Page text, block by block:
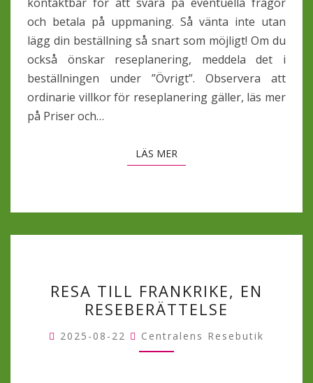
och betala på uppmaning. Så vänta inte utan
lägg din beställning så snart som möjligt! Om du
också önskar reseplanering, meddela det i
beställningen under ”Övrigt”. Observera att
ordinarie villkor för reseplanering gäller, läs mer
på Priser och…
LÄS MER
TILL
FRANKRIKE,
EN
RESEBERÄTTELSE
RESA TILL FRANKRIKE, EN
RESEBERÄTTELSE
2025-08-22 Centralens Resebutik